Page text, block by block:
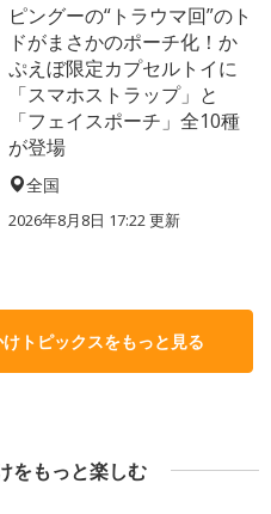
ピングーの“トラウマ回”のト
ドがまさかのポーチ化！か
ぷえぼ限定カプセルトイに
「スマホストラップ」と
「フェイスポーチ」全10種
が登場
全国
2026年8月8日 17:22更新
トピックスをもっと見る
をもっと楽しむ